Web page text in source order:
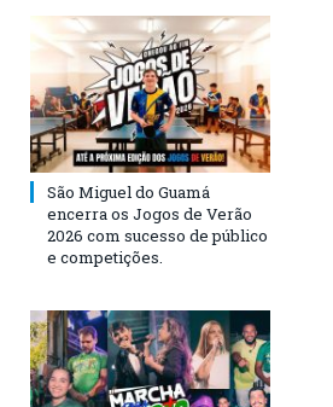
São Miguel do Guamá
encerra os Jogos de Verão
2026 com sucesso de público
e competições.